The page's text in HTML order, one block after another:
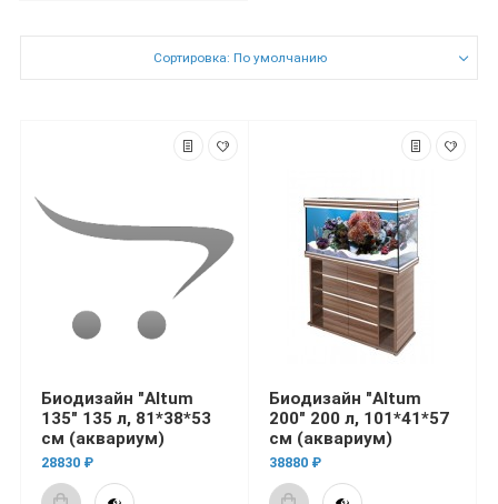
Сортировка: По умолчанию
Биодизайн "Altum
135" 135 л, 81*38*53
см (аквариум)
28830 ₽
Биодизайн "Altum
200" 200 л, 101*41*57
см (аквариум)
38880 ₽